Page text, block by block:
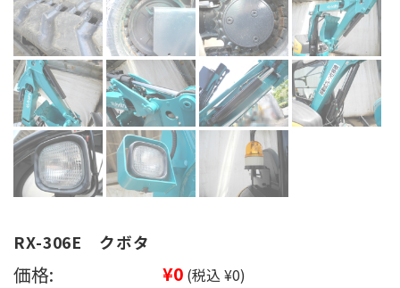
RX-306E クボタ
価格: ¥0 (税込 ¥0)